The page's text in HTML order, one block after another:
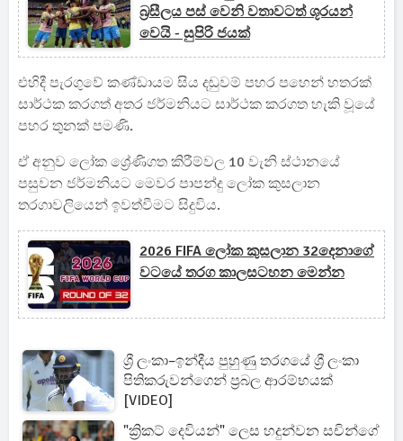
බ්‍රසීලය පස් වෙනි වතාවටත් ශූරයන්
වෙයි - සුපිරි ජයක්
එහිදී පැරගුවේ කණ්ඩායම සිය දඬුවම් පහර පහෙන් හතරක්
සාර්ථක කරගත් අතර ජර්මනියට සාර්ථක කරගත හැකි වූයේ
පහර තුනක් පමණි.
ඒ අනුව ලෝක ශ්‍රේණිගත කිරීම්වල 10 වැනි ස්ථානයේ
පසුවන ජර්මනියට මෙවර පාපන්දු ලෝක කුසලාන
තරගාවලියෙන් ඉවත්වීමට සිදුවිය.
2026 FIFA ලෝක කුසලාන 32දෙනාගේ
වටයේ තරග කාලසටහන මෙන්න
ශ්‍රී ලංකා–ඉන්දීය පුහුණු තරගයේ ශ්‍රී ලංකා
පිතිකරුවන්ගෙන් ප්‍රබල ආරම්භයක්
[VIDEO]
"ක්‍රිකට් දෙවියන්" ලෙස හදුන්වන සචින්ගේ